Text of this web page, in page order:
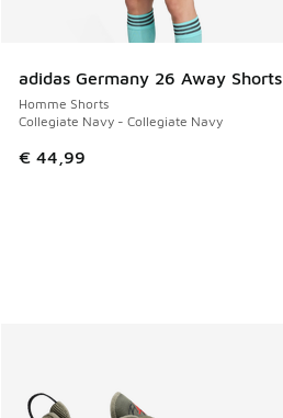
adidas Germany 26 Away Shorts
Homme Shorts
Collegiate Navy - Collegiate Navy
€ 44,99